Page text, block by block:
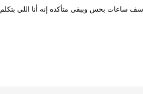
ساعات بحس وببقى متأكده إنه أنا اللي بتكلم